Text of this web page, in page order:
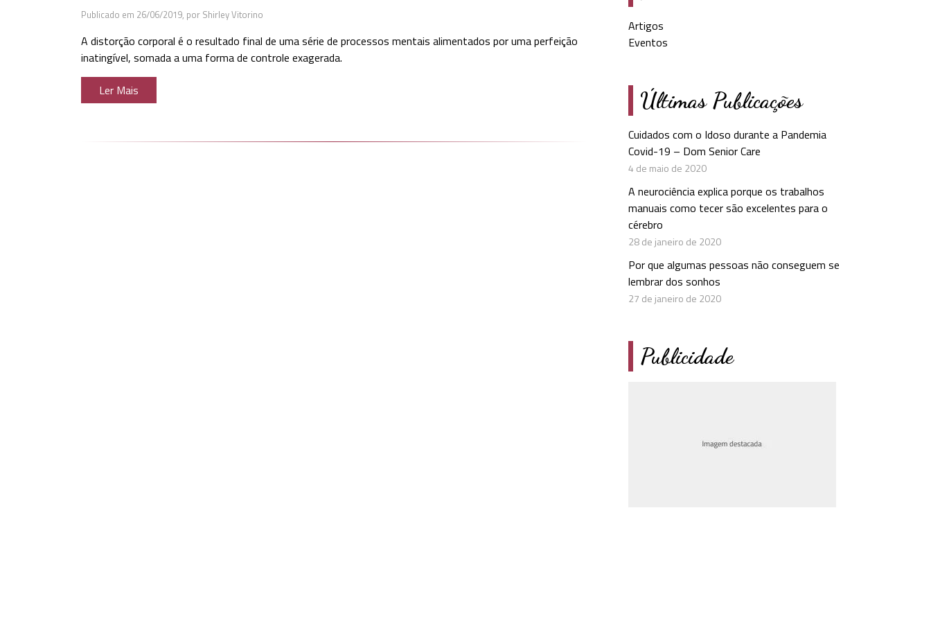
Publicado em 26/06/2019, por Shirley Vitorino
A distorção corporal é o resultado final de uma série de processos mentais alimentados por uma perfeição
inatingível, somada a uma forma de controle exagerada.
Ler Mais
Artigos
Eventos
Últimas Publicações
Cuidados com o Idoso durante a Pandemia
Covid-19 – Dom Senior Care
4 de maio de 2020
A neurociência explica porque os trabalhos
manuais como tecer são excelentes para o
cérebro
28 de janeiro de 2020
Por que algumas pessoas não conseguem se
lembrar dos sonhos
27 de janeiro de 2020
Publicidade